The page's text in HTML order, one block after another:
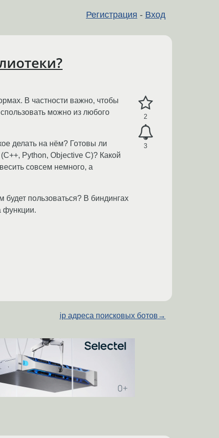
Регистрация - Вход
2
3
В частности важно, чтобы
можно из любого
делать на нём? Готовы ли
Python, Objective C)? Какой
совсем немного, а
пользоваться? В биндингах
функции.
ip адреса поисковых ботов →